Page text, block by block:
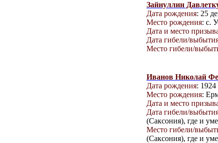
Зайнуллин
Дата рождения: 25
Место рождения: с.
Дата и место
Дата гибели/
Место гибели/
Иванов Николай
Дата рождения: 1924
Место рождения:
Дата и место
Дата гибели/
(Саксония), где и
Место гибели/
(Саксония), где и